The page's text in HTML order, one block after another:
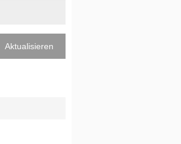
Aktualisieren